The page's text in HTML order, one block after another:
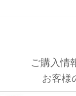
ご購入情
お客様